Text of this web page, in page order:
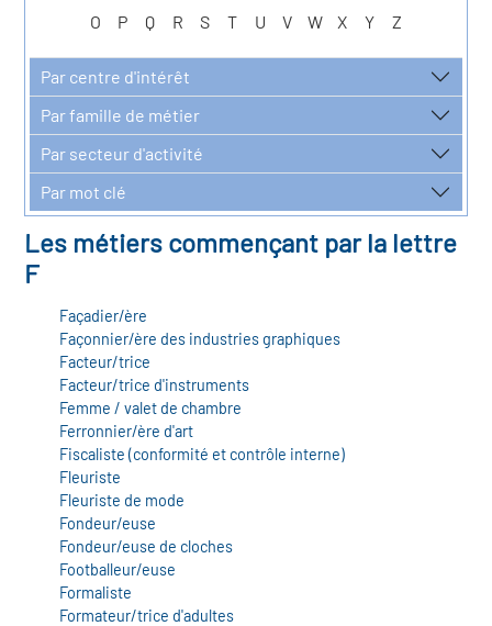
les métiers
clés métiers et
lieu d'information ou
des métiers en
des transitions
de l'Economie
Solidaire (ESS)
du secteur sanitaire
de l'Industrie
emploi-formation
des secteurs
O
P Q R S T U V W X Y Z
Par centre d'intérêt
Par famille de métier
Par secteur d'activité
Par mot clé
Les métiers commençant par la lettre
F
Façadier/ère
Façonnier/ère des industries graphiques
Facteur/trice
Facteur/trice d'instruments
Femme / valet de chambre
Ferronnier/ère d'art
Fiscaliste (conformité et contrôle interne)
Fleuriste
Fleuriste de mode
Fondeur/euse
Fondeur/euse de cloches
Footballeur/euse
Formaliste
Formateur/trice d'adultes